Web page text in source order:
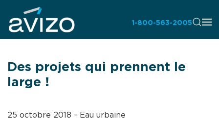
1-800-563-2005
Des projets qui prennent le
large !
25 octobre 2018 - Eau urbaine